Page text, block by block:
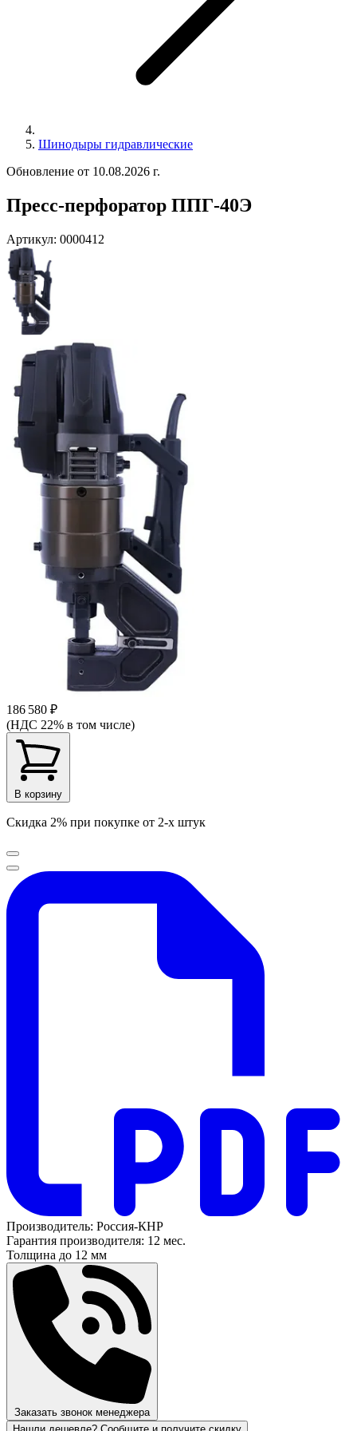
Шинодыры гидравлические
Обновление от 10.08.2026 г.
Пресс-перфоратор ППГ-40Э
Артикул: 0000412
186 580 ₽
(НДС 22% в том числе)
В корзину
Скидка 2% при покупке от 2-х штук
Производитель: Россия-КНР
Гарантия производителя: 12 мес.
Толщина до 12 мм
Заказать звонок менеджера